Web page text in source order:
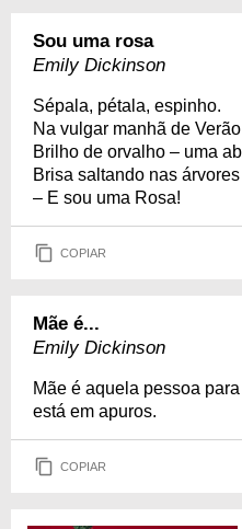
Sou uma rosa
Emily Dickinson
Sépala, pétala, espinho.
Na vulgar manhã de
Brilho de orvalho – uma
Brisa saltando nas
– E sou uma Rosa!
COPIAR
Mãe é...
Emily Dickinson
Mãe é aquela pessoa
está em apuros.
COPIAR